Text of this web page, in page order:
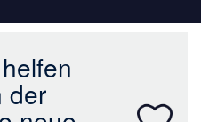
der